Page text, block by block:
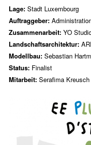
Lage: Stadt Luxembourg
Auftraggeber:
Zusammenarbeit: YO
Landschaftsarchitektur:
Modellbau: Sebastian
Status: Finalist
Mitarbeit: Serafima Kreusch